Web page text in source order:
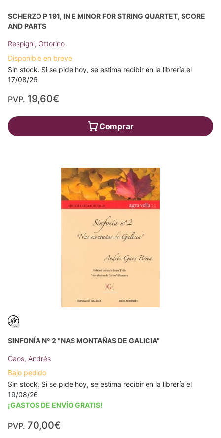
SCHERZO P 191, IN E MINOR FOR STRING QUARTET, SCORE
AND PARTS
Respighi, Ottorino
Disponible en breve
Sin stock. Si se pide hoy, se estima recibir en la librería el
17/08/26
PVP. 19,60€
Comprar
SINFONÍA Nº 2 "NAS MONTAÑAS DE GALICIA"
Gaos, Andrés
Bajo pedido
Sin stock. Si se pide hoy, se estima recibir en la librería el
19/08/26
¡GASTOS DE ENVÍO GRATIS!
PVP. 70,00€